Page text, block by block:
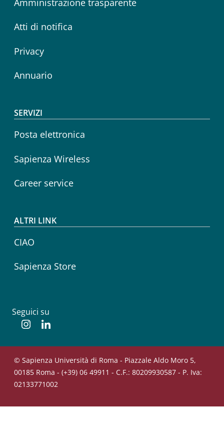
Atti di notifica
Privacy
Annuario
SERVIZI
Posta elettronica
Sapienza Wireless
Career service
ALTRI LINK
CIAO
Sapienza Store
Seguici su
Instagram
© Sapienza Università di Roma - Piazzale Aldo Moro 5,
00185 Roma - (+39) 06 49911 - C.F.: 80209930587 - P. Iva:
02133771002